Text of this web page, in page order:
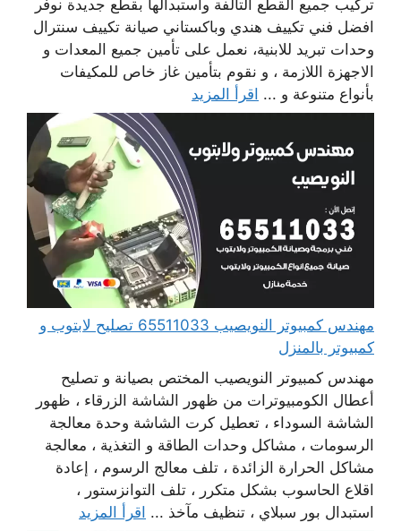
تركيب جميع القطع التالفة واستبدالها بقطع جديدة نوفر
افضل فني تكييف هندي وباكستاني صيانة تكييف سنترال
وحدات تبريد للابنية، نعمل على تأمين جميع المعدات و
الاجهزة اللازمة ، و نقوم بتأمين غاز خاص للمكيفات
بأنواع متنوعة و ... اقرأ المزيد
مهندس كمبيوتر النويصيب 65511033 تصليح لابتوب و
كمبيوتر بالمنزل
مهندس كمبيوتر النويصيب المختص بصيانة و تصليح
أعطال الكومبيوترات من ظهور الشاشة الزرقاء ، ظهور
الشاشة السوداء ، تعطيل كرت الشاشة وحدة معالجة
الرسومات ، مشاكل وحدات الطاقة و التغذية ، معالجة
مشاكل الحرارة الزائدة ، تلف معالج الرسوم ، إعادة
اقلاع الحاسوب بشكل متكرر ، تلف التوانزستور ،
استبدال بور سبلاي ، تنظيف مآخذ ... اقرأ المزيد